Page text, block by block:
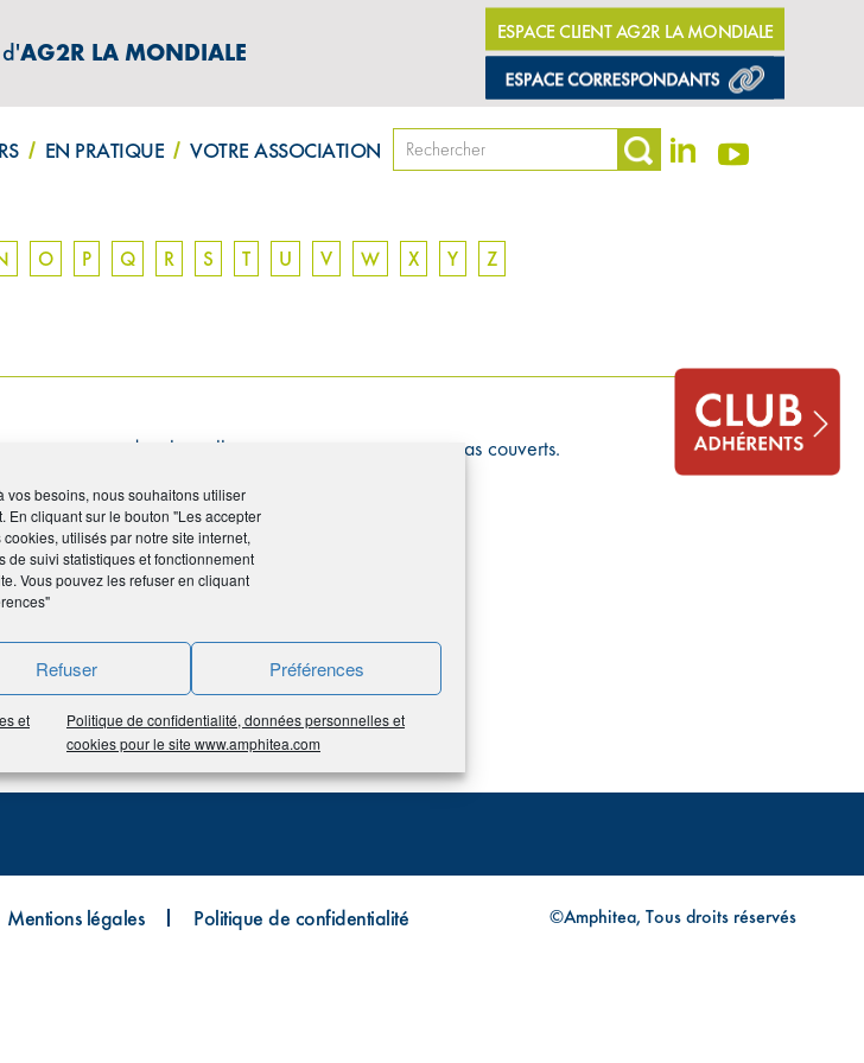
vos besoins, nous souhaitons utiliser
En cliquant sur le bouton "Les accepter
utilisés par notre site internet,
de suivi statistiques et fonctionnement
Vous pouvez les refuser en cliquant
Refuser Préférences
et
Politique de confidentialité, données personnelles et
cookies pour le site www.amphitea.com
AG2R LA MONDIALE
ESPACE CLIENT AG2R LA MONDIALE
EN PRATIQUE VOTRE ASSOCIATION
O P Q R S T U V W X Y Z
et pendant laquelle certains risques ne seront pas couverts.
Mentions légales Politique de confidentialité ©Amphitea, Tous droits réservés